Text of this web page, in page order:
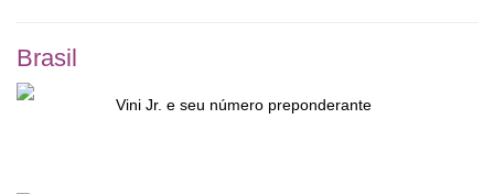
Brasil
Vini Jr. e seu número preponderante